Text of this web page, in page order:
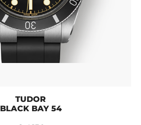
TUDOR
BLACK BAY 54